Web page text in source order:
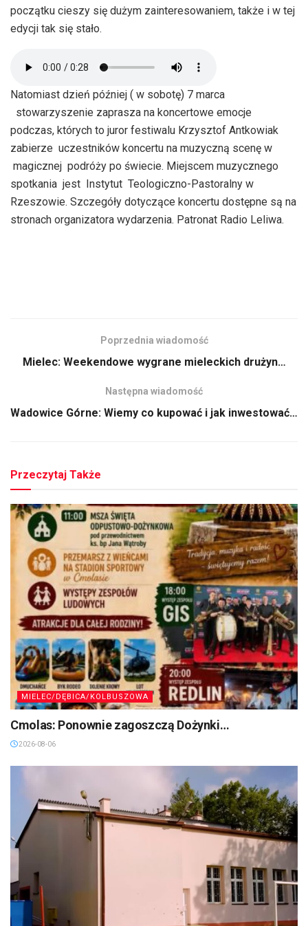
początku cieszy się dużym zainteresowaniem, także i w tej
edycji tak się stało.
Natomiast dzień później ( w sobotę) 7 marca
stowarzyszenie zaprasza na koncertowe emocje
podczas, których to juror festiwalu Krzysztof Antkowiak
zabierze uczestników koncertu na muzyczną scenę w
magicznej podróży po świecie. Miejscem muzycznego
spotkania jest Instytut Teologiczno-Pastoralny w
Rzeszowie. Szczegóły dotyczące koncertu dostępne są na
stronach organizatora wydarzenia. Patronat Radio Leliwa.
Poprzednia wiadomość
Mielec: Weekendowe wygrane mieleckich drużyn…
Następna wiadomość
Wadowice Górne: Wiemy co kupować i jak inwestować…
Przeczytaj Także
MIELEC/DĘBICA/KOLBUSZOWA
Cmolas: Ponownie zagoszczą Dożynki…
2026-08-06